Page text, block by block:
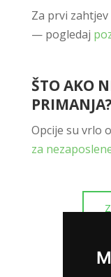
Za prvi
— pogledaj
ŠTO AKO
Opcije su vrlo
za